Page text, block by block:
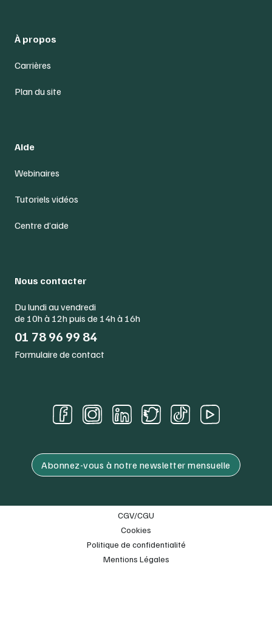
À propos
Carrières
Plan du site
Aide
Webinaires
Tutoriels vidéos
Centre d’aide
Nous contacter
Du lundi au vendredi
de 10h à 12h puis de 14h à 16h
01 78 96 99 84
Formulaire de contact
Abonnez-vous à notre newsletter mensuelle
CGV/CGU
Cookies
Politique de confidentialité
Mentions Légales